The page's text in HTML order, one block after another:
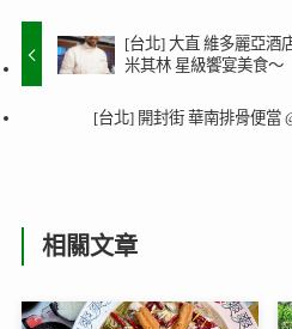
[台北] 大直 維多麗亞酒
米其林 星級饗宴美食～
[台北] 開封街 華南排骨便當
相關文章